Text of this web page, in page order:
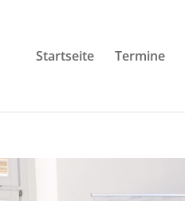
Startseite Termine